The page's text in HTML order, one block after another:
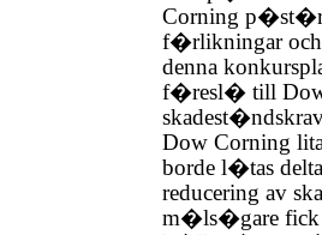
Corning p�st�r
f�rlikningar
denna
f�resl� till Dow
Dow Corning
borde l�tas
reducering av
m�ls�gare fick